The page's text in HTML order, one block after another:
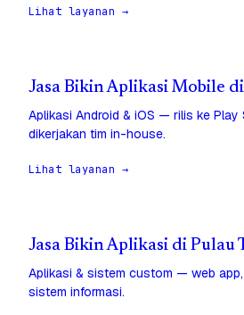
Lihat layanan →
Jasa Bikin Aplikasi Mobile
Aplikasi Android & iOS — rilis ke Play
dikerjakan tim in-house.
Lihat layanan →
Jasa Bikin Aplikasi di Pulau
Aplikasi & sistem custom — web app,
sistem informasi.